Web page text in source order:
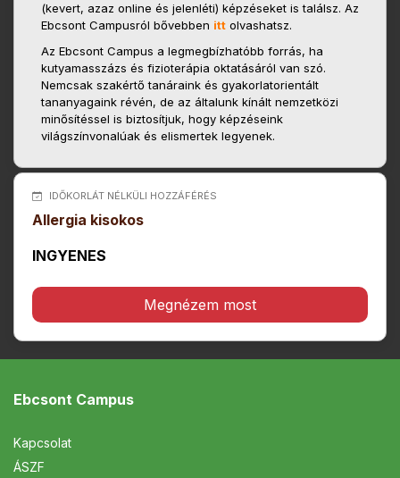
(kevert, azaz online és jelenléti) képzéseket is találsz. Az
Ebcsont Campusról bővebben itt olvashatsz.
Az Ebcsont Campus a legmegbízhatóbb forrás, ha
kutyamasszázs és fizioterápia oktatásáról van szó.
Nemcsak szakértő tanáraink és gyakorlatorientált
tananyagaink révén, de az általunk kínált nemzetközi
minősítéssel is biztosítjuk, hogy képzéseink
világszínvonalúak és elismertek legyenek.
IDŐKORLÁT NÉLKÜLI HOZZÁFÉRÉS
Allergia kisokos
INGYENES
Megnézem most
Ebcsont Campus
Kapcsolat
ÁSZF